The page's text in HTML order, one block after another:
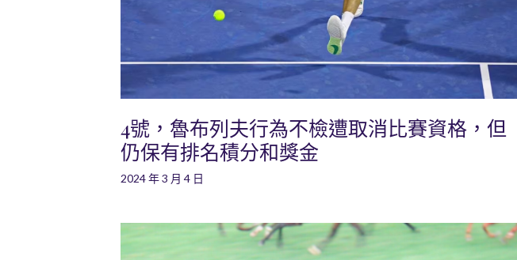
4號，魯布列夫行為不檢遭取消比賽資格，但
仍保有排名積分和獎金
2024 年 3 月 4 日